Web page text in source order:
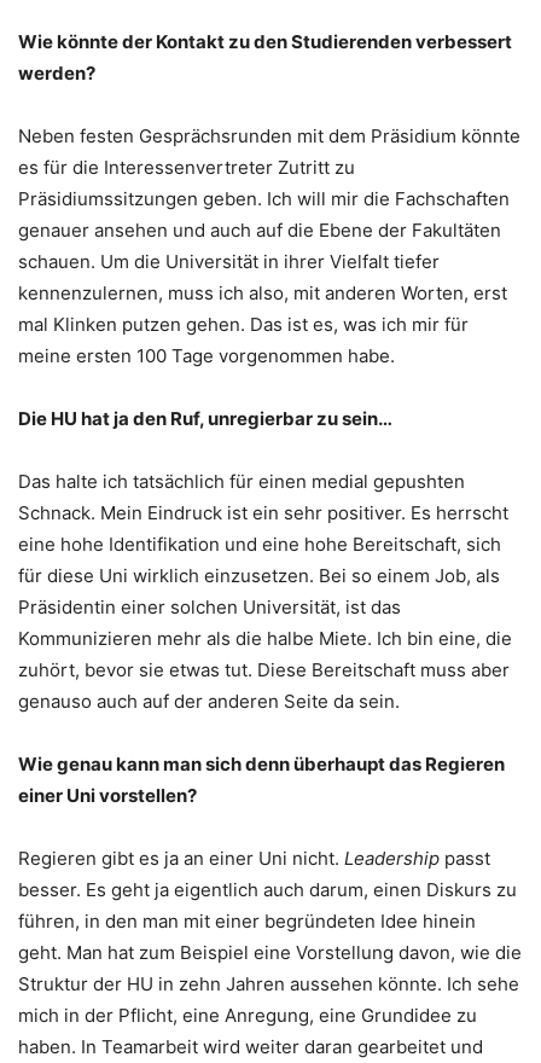
Wie könnte der Kontakt zu den Studierenden verbessert
werden?
Neben festen Gesprächsrunden mit dem Präsidium könnte
es für die Interessenvertreter Zutritt zu
Präsidiumssitzungen geben. Ich will mir die Fachschaften
genauer ansehen und auch auf die Ebene der Fakultäten
schauen. Um die Universität in ihrer Vielfalt tiefer
kennenzulernen, muss ich also, mit anderen Worten, erst
mal Klinken putzen gehen. Das ist es, was ich mir für
meine ersten 100 Tage vorgenommen habe.
Die HU hat ja den Ruf, unregierbar zu sein…
Das halte ich tatsächlich für einen medial gepushten
Schnack. Mein Eindruck ist ein sehr positiver. Es herrscht
eine hohe Identifikation und eine hohe Bereitschaft, sich
für diese Uni wirklich einzusetzen. Bei so einem Job, als
Präsidentin einer solchen Universität, ist das
Kommunizieren mehr als die halbe Miete. Ich bin eine, die
zuhört, bevor sie etwas tut. Diese Bereitschaft muss aber
genauso auch auf der anderen Seite da sein.
Wie genau kann man sich denn überhaupt das Regieren
einer Uni vorstellen?
Regieren gibt es ja an einer Uni nicht. Leadership passt
besser. Es geht ja eigentlich auch darum, einen Diskurs zu
führen, in den man mit einer begründeten Idee hinein
geht. Man hat zum Beispiel eine Vorstellung davon, wie die
Struktur der HU in zehn Jahren aussehen könnte. Ich sehe
mich in der Pflicht, eine Anregung, eine Grundidee zu
haben. In Teamarbeit wird weiter daran gearbeitet und